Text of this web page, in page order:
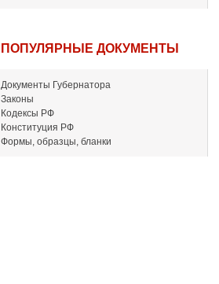
ПОПУЛЯРНЫЕ ДОКУМЕНТЫ
Документы Губернатора
Законы
Кодексы РФ
Конституция РФ
Формы, образцы, бланки